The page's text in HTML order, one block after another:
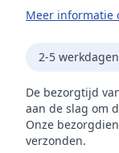
Meer informatie
2-5 werkdagen
De bezorgtijd
aan de slag om
Onze
verzonden.